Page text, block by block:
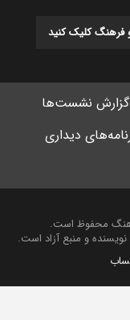
کلیک کنید
گزارش نشست‌ها
دیداری
محفوظ است.
و منبع آزاد است.